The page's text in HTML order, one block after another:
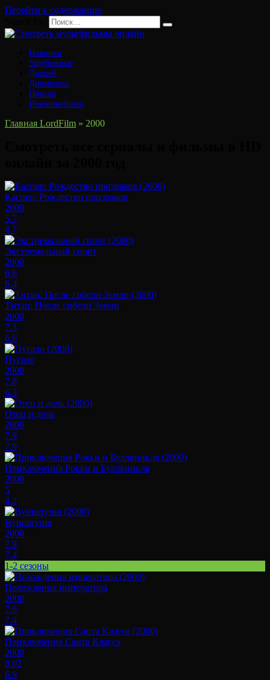
Перейти к содержанию
Новинки
Зарубежные
Дисней
Дримворкс
Пиксар
Илюминейшен
Главная LordFilm » 2000
Каспер: Рождество призраков
2000
5.7
4.7
Экстремальный спорт
2000
6.6
6.4
Титан: После гибели Земли
2000
7.3
6.6
Пугало
2000
7.8
6.3
Отец и дочь
2000
7.9
7.9
Приключения Рокки и Буллвинкля
2000
5
4.2
Вуншпунш
2000
7.9
7.4
1-2 сезоны
Похождения императора
2000
7.9
7.4
Приключения Санта Клауса
2000
8.02
6.9